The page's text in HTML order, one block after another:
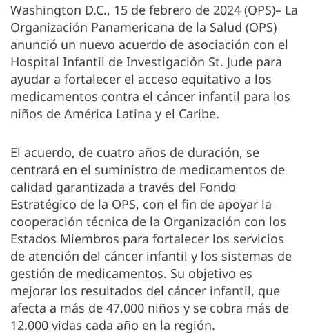
Washington D.C., 15 de febrero de 2024 (OPS)– La
Organización Panamericana de la Salud (OPS)
anunció un nuevo acuerdo de asociación con el
Hospital Infantil de Investigación St. Jude para
ayudar a fortalecer el acceso equitativo a los
medicamentos contra el cáncer infantil para los
niños de América Latina y el Caribe.
El acuerdo, de cuatro años de duración, se
centrará en el suministro de medicamentos de
calidad garantizada a través del Fondo
Estratégico de la OPS, con el fin de apoyar la
cooperación técnica de la Organización con los
Estados Miembros para fortalecer los servicios
de atención del cáncer infantil y los sistemas de
gestión de medicamentos. Su objetivo es
mejorar los resultados del cáncer infantil, que
afecta a más de 47.000 niños y se cobra más de
12.000 vidas cada año en la región.